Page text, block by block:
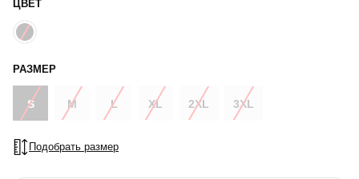
ЦВЕТ
РАЗМЕР
S M L XL 2XL 3XL
Подобрать размер